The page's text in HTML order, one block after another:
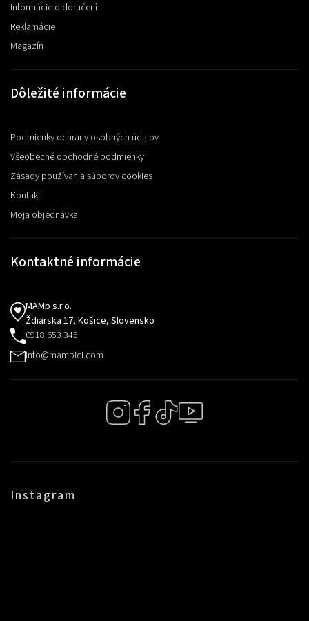
Informácie o doručení
Reklamácie
Magazín
Dôležité informácie
Podmienky ochrany osobných údajov
Všeobecné obchodné podmienky
Zásady používania súborov cookies
Kontakt
Moja objednávka
Kontaktné informácie
MAMp s.r.o.
Ždiarska 17, Košice, Slovensko
0918 653 345
info@mampici.com
Instagram